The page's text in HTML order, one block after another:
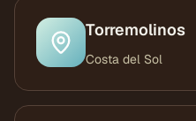
Torremolinos
Costa del Sol